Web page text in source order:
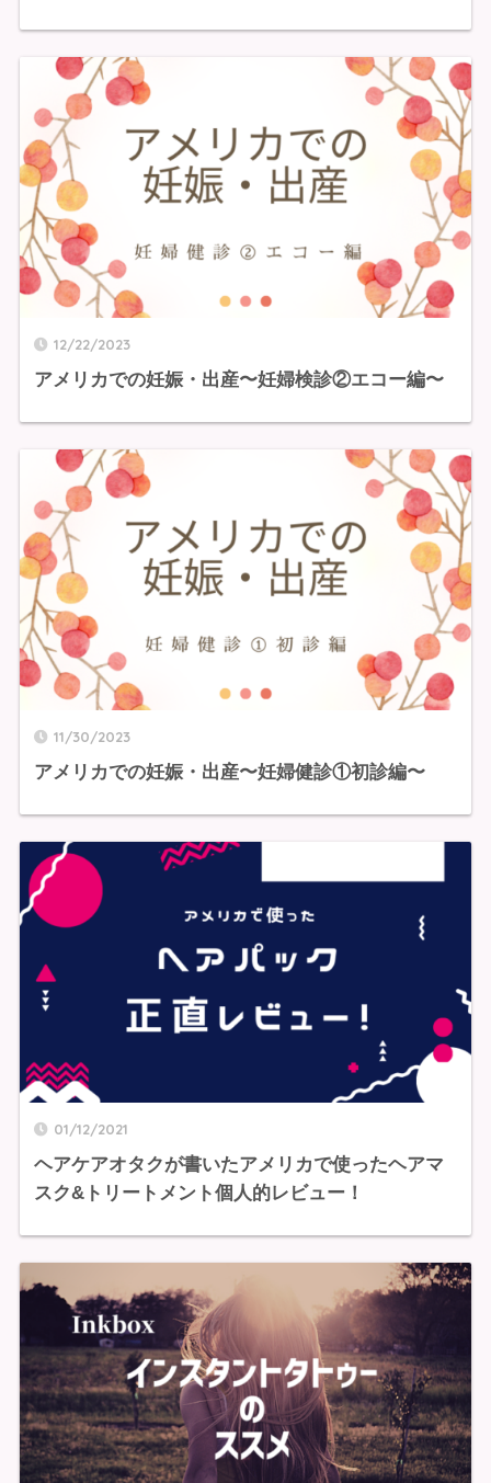
12/22/2023
アメリカでの妊娠・出産〜妊婦検診②エコー編〜
11/30/2023
アメリカでの妊娠・出産〜妊婦健診①初診編〜
01/12/2021
ヘアケアオタクが書いたアメリカで使ったヘアマ
スク&トリートメント個人的レビュー！